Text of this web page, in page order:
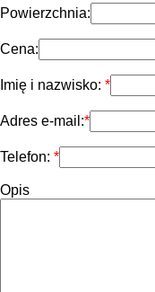
Powierzchnia:
Cena:
Imię i nazwisko:
Adres e-mail:
Telefon:
Opis